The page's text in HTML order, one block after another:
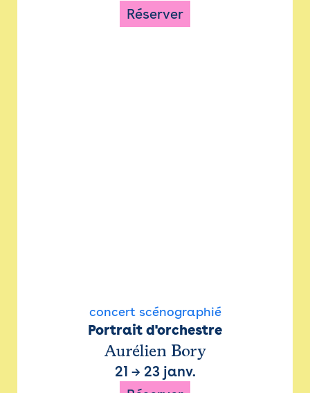
Réserver
concert scénographié
Portrait d'orchestre
Aurélien Bory
21 → 23 janv.